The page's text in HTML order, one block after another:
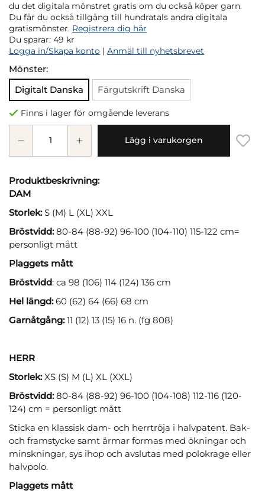
du det digitala mönstret gratis om du också köper garn.
Du får du också tillgång till hundratals andra digitala
gratismönster. Registrera dig här
Du sparar: 49 kr
Logga in/Skapa konto | Anmäl till nyhetsbrevet
Mönster:
Digitalt Danska
Färgutskrift Danska
Finns i lager för omgående leverans
Lägg i varukorgen
Produktbeskrivning:
DAM
Storlek:S (M) L (XL) XXL
Bröstvidd:80-84 (88-92) 96-100 (104-110) 115-122 cm=
personligt mått
Plaggets mått
Bröstvidd: ca 98 (106) 114 (124) 136 cm
Hel längd:60 (62) 64 (66) 68 cm
Garnåtgång:11 (12) 13 (15) 16 n. (fg 808)
HERR
Storlek:XS (S) M (L) XL (XXL)
Bröstvidd:80-84 (88-92) 96-100 (104-108) 112-116 (120-
124) cm = personligt mått
Sticka en klassisk dam- och herrtröja i halvpatent. Bak-
och framstycke samt ärmar formas med ökningar och
minskningar, sys ihop och avslutas med polokrage eller
halvpolo.
Plaggets mått